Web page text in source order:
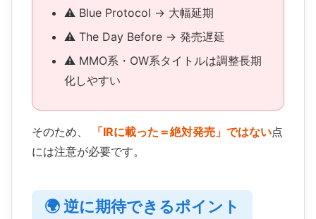
⚠️ Blue Protocol → 大幅延期
⚠️ The Day Before → 発売遅延
⚠️ MMO系・OW系タイトルは調整長期
化しやすい
そのため、 「IRに載った＝絶対発売」ではない点
には注意が必要です。
🌍 逆に期待できるポイント